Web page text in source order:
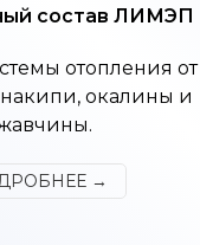
состав ЛИМЭП
отопления от
окалины и
→